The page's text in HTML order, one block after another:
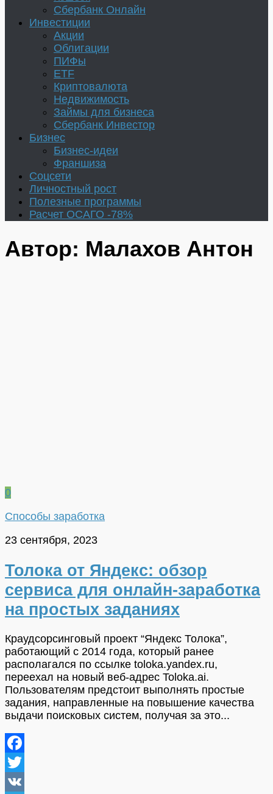
Сбербанк Онлайн
Инвестиции
Акции
Облигации
ПИФы
ETF
Криптовалюта
Недвижимость
Займы для бизнеса
Сбербанк Инвестор
Бизнес
Бизнес-идеи
Франшиза
Соцсети
Личностный рост
Полезные программы
Расчет ОСАГО -78%
Автор: Малахов Антон
0
Способы заработка
23 сентября, 2023
Толока от Яндекс: обзор
сервиса для онлайн-заработка
на простых заданиях
Краудсорсинговый проект “Яндекс Толока”,
работающий с 2014 года, который ранее
располагался по ссылке toloka.yandex.ru,
переехал на новый веб-адрес Toloka.ai.
Пользователям предстоит выполнять простые
задания, направленные на повышение качества
выдачи поисковых систем, получая за это...
Facebook
Twitter